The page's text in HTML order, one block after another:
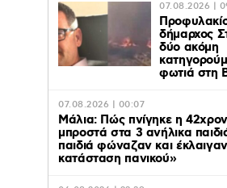
07.08.2026 |
δήμαρχος
δύο ακόμη
φωτιά στη
07.08.2026 | 00:07
Μάλια: Πώς πνίγηκε η
μπροστά στα 3 ανήλικα
παιδιά φώναζαν και
κατάσταση πανικού»